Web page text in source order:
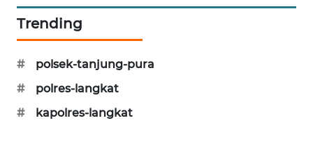
Trending
#
polsek-tanjung-pura
#
polres-langkat
#
kapolres-langkat
NEWS
CILEUNGSI
NEWS
BERKAT
NEWS